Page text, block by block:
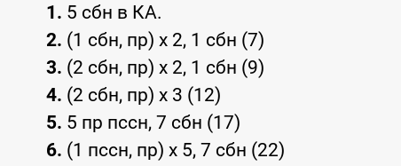
1. 5 сбн в КА.
2. (1 сбн, пр) x 2, 1 сбн (7)
3. (2 сбн, пр) x 2, 1 сбн (9)
4. (2 сбн, пр) x 3 (12)
5. 5 пр пссн, 7 сбн (17)
6. (1 пссн, пр) x 5, 7 сбн (22)